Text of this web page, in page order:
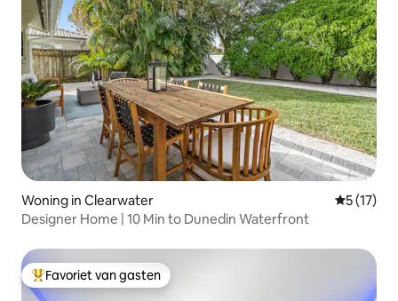
Woning in Clearwater
5 (17)
Designer Home | 10 Min to Dunedin Waterfront
Topfavoriet van gasten
Favoriet van gasten